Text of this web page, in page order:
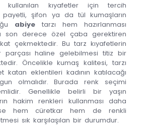
kullanılan kıyafetler için tercih
payetli, şifon ya da tül kumaşların
abiye tarzı hem hazırlanması
son derece özel çaba gerektiren
çekmektedir. Bu tarz kıyafetlerin
parçası haline gelebilmesi titiz bir
Öncelikle kumaş kalitesi, tarzı
katan eklentileri kadının katılacağı
olmalıdır. Burada renk seçimi
Genellikle belirli bir yaşın
hakim renkleri kullanması daha
hem cüretkar hem de renkli
sık karşılaşılan bir durumdur.